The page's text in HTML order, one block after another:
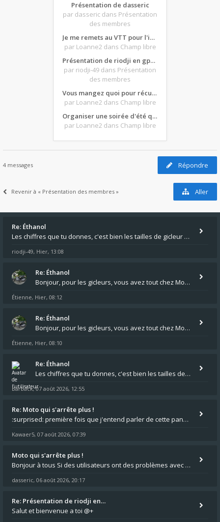
Présentation de dasseric
par dasseric dans Présentation
des membres
Je me remets au VTT pour l'intersaison, version électrique
par Loanne2 dans Champ libre
Présentation de riodji en gpz500
par riodji-49 dans Présentation
des membres
Vous mangez quoi pour récupérer après une grosse journée de moto ?
par Loanne2 dans Champ libre
Organiser une soirée d'été qui claque : vos bons plans matos ?
par Loanne2 dans Champ libre
4 messages Répondre
Revenir à « Présentation des membres » Aller
Re: Éthanol
Les chiffres que tu donnes, c'est bien les tailles de gicleur ? Par contre tes "-2 tours" à quoi correspondent t'ils ?
riodji-49, Hier, 13:08
Re: Éthanol
Bonjour, pour les gicleurs, vous avez tout chez Motokristen à Bar sur Aube. https://www.motokristen.fr/ On peut aussi
Étienne, Hier, 08:12
Re: Éthanol
Bonjour, pour les gicleurs, vous avez tout chez Motokristen à Bar sur Aube. https://www.motokristen.fr/produits/4946-l
Étienne, Hier, 08:10
Re: Éthanol
Les chiffres que tu donnes, c'est bien les tailles de gicleur ? Par contre tes "-2 tours" à quoi correspondent t'ils ?
Barback,07 août 2026, 12:55
Re: Moto qui s'arrête plus !
:surprised: première fois que j'entend parler de cette panne ,ta moto aurait été maraboutée? :pretre:
Kawaer5, 07 août 2026, 07:39
Moto qui s'arrête plus !
Bonjour à tous Si des utilisateurs ont des problèmes avec leur moto qui démarre plus, la mienne ne coupe plus :?: - Je
dasseric, 06 août 2026, 20:17
Re: Présentation de riodji en…
Salut et bienvenue a toi @+